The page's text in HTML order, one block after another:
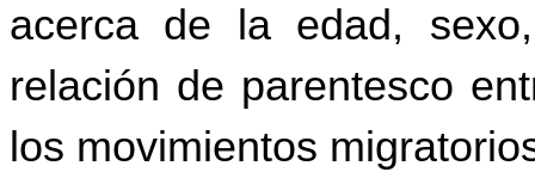
acerca de la edad,
relación de parentesco
los movimientos